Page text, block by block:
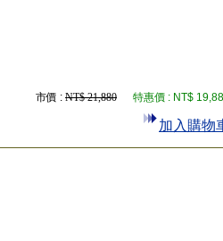
市價 : NT$ 21,880 特惠價 : NT$
加入購物